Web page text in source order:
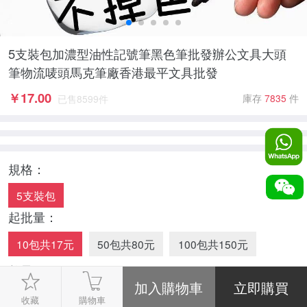
5支裝包加濃型油性記號筆黑色筆批發辦公文具大頭
筆物流唛頭馬克筆廠香港最平文具批發
￥17.00 已售 8599件 庫存 7835 件
規格：
5支裝包
起批量：
10包共17元 50包共80元 100包共150元
數量：
-
+
收藏 購物車